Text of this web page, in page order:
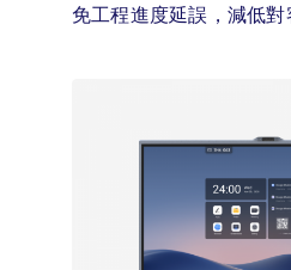
免工程進度延誤，減低對